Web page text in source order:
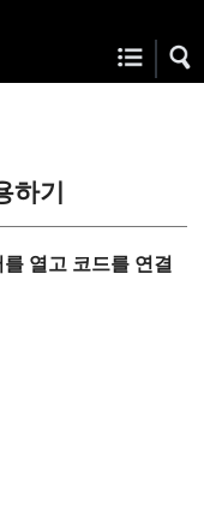
기
를 열고 코드를 연결